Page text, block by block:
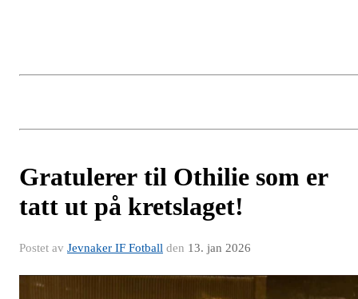
Gratulerer til Othilie som er
tatt ut på kretslaget!
Postet av Jevnaker IF Fotball den 13. jan 2026